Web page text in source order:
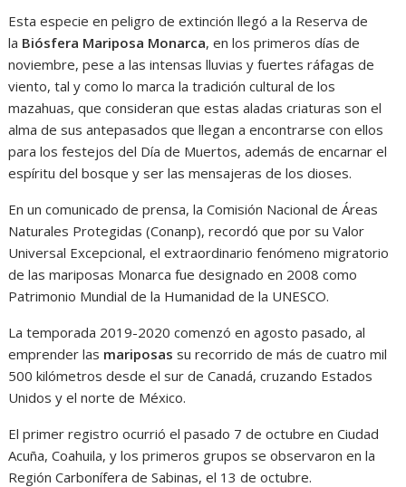
Esta especie en peligro de extinción llegó a la Reserva de
la Biósfera Mariposa Monarca, en los primeros días de
noviembre, pese a las intensas lluvias y fuertes ráfagas de
viento, tal y como lo marca la tradición cultural de los
mazahuas, que consideran que estas aladas criaturas son el
alma de sus antepasados que llegan a encontrarse con ellos
para los festejos del Día de Muertos, además de encarnar el
espíritu del bosque y ser las mensajeras de los dioses.
En un comunicado de prensa, la Comisión Nacional de Áreas
Naturales Protegidas (Conanp), recordó que por su Valor
Universal Excepcional, el extraordinario fenómeno migratorio
de las mariposas Monarca fue designado en 2008 como
Patrimonio Mundial de la Humanidad de la UNESCO.
La temporada 2019-2020 comenzó en agosto pasado, al
emprender las mariposas su recorrido de más de cuatro mil
500 kilómetros desde el sur de Canadá, cruzando Estados
Unidos y el norte de México.
El primer registro ocurrió el pasado 7 de octubre en Ciudad
Acuña, Coahuila, y los primeros grupos se observaron en la
Región Carbonífera de Sabinas, el 13 de octubre.